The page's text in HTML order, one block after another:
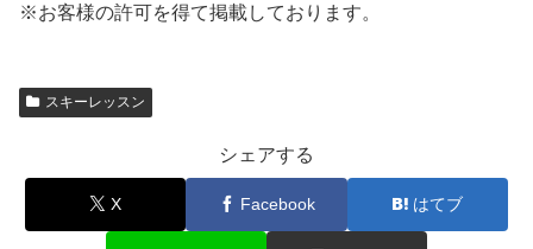
※お客様の許可を得て掲載しております。
スキーレッスン
シェアする
X Facebook はてブ